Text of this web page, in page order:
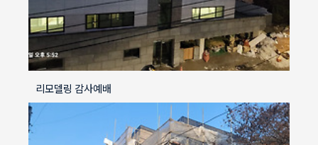
리모델링 감사예배